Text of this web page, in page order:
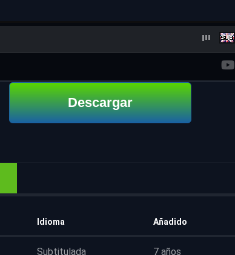
Descargar
Idioma Añadido
Subtitulada 7 años